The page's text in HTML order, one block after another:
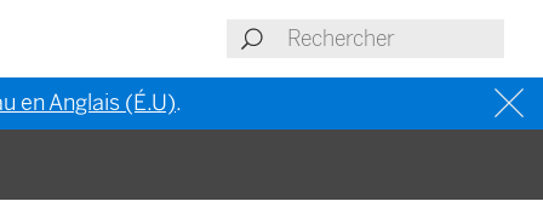
en Anglais (É.U).